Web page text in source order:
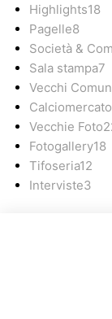
Highlights18
Pagelle8
Società &
Sala stampa7
Vecchi
Calciomercato
Vecchie Foto
Fotogallery18
Tifoseria12
Interviste3